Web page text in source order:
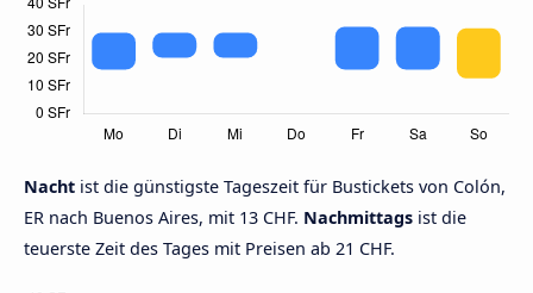
Nacht ist die günstigste Tageszeit für Bustickets von Colón,
ER nach Buenos Aires, mit 13 CHF. Nachmittags ist die
teuerste Zeit des Tages mit Preisen ab 21 CHF.